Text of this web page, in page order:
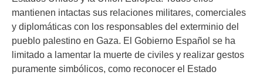
mantienen intactas sus relaciones militares, comerciales
y diplomáticas con los responsables del exterminio del
pueblo palestino en Gaza. El Gobierno Español se ha
limitado a lamentar la muerte de civiles y realizar gestos
puramente simbólicos, como reconocer el Estado